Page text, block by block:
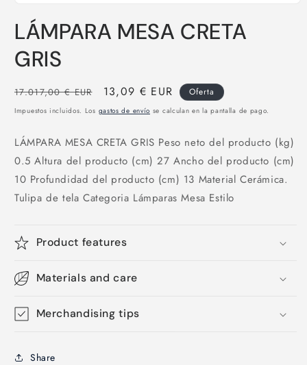
elemento
multimedia
1
en
una
ventana
LÁMPARA MESA CRETA
GRIS
Precio
habitual
17.017,00 € EUR
Precio
de
13,09 € EUR Oferta
Impuestos incluidos. Los gastos de envío se calculan en la pantalla de pago.
LÁMPARA MESA CRETA GRIS Peso neto del producto (kg)
0.5 Altura del producto (cm) 27 Ancho del producto (cm)
10 Profundidad del producto (cm) 13 Material Cerámica.
Tulipa de tela Categoria Lámparas Mesa Estilo
Product features
Materials and care
Merchandising tips
Share